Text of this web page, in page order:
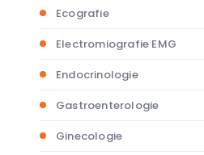
Ecografie
Electromiografie EMG
Endocrinologie
Gastroenterologie
Ginecologie